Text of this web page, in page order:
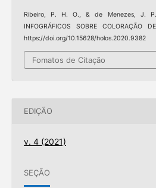
Ribeiro, P. H. O., & de Menezes, J.
INFOGRÁFICOS SOBRE COLORAÇÃO
https://doi.org/10.15628/holos.2020.9382
Fomatos de Citação
EDIÇÃO
v. 4 (2021)
SEÇÃO